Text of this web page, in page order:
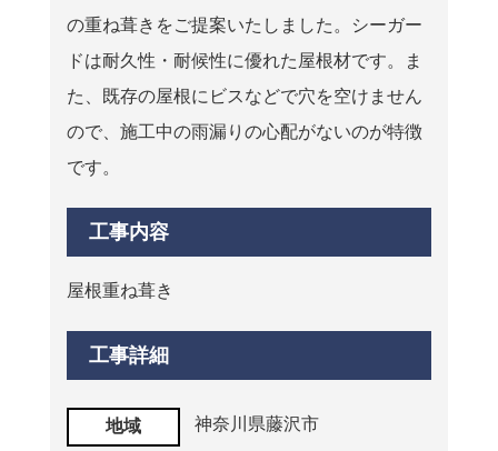
の重ね葺きをご提案いたしました。シーガー
ドは耐久性・耐候性に優れた屋根材です。ま
た、既存の屋根にビスなどで穴を空けません
ので、施工中の雨漏りの心配がないのが特徴
です。
工事内容
屋根重ね葺き
工事詳細
地域 神奈川県藤沢市